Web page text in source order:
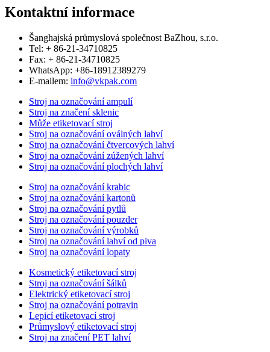
Kontaktní informace
Šanghajská průmyslová společnost BaZhou, s.r.o.
Tel: + 86-21-34710825
Fax: + 86-21-34710825
WhatsApp: +86-18912389279
E-mailem: info@vkpak.com
Stroj na označování ampulí
Stroj na značení sklenic
Může etiketovací stroj
Stroj na označování oválných lahví
Stroj na označování čtvercových lahví
Stroj na označování zúžených lahví
Stroj na označování plochých lahví
Stroj na označování krabic
Stroj na označování kartonů
Stroj na označování pytlů
Stroj na označování pouzder
Stroj na označování výrobků
Stroj na označování lahví od piva
Stroj na označování lopaty
Kosmetický etiketovací stroj
Stroj na označování šálků
Elektrický etiketovací stroj
Stroj na označování potravin
Lepicí etiketovací stroj
Průmyslový etiketovací stroj
Stroj na značení PET lahví